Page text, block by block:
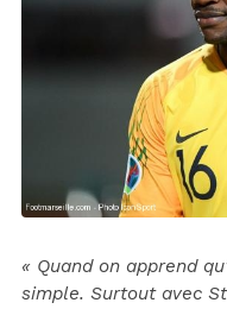
« Quand on apprend
simple. Surtout avec